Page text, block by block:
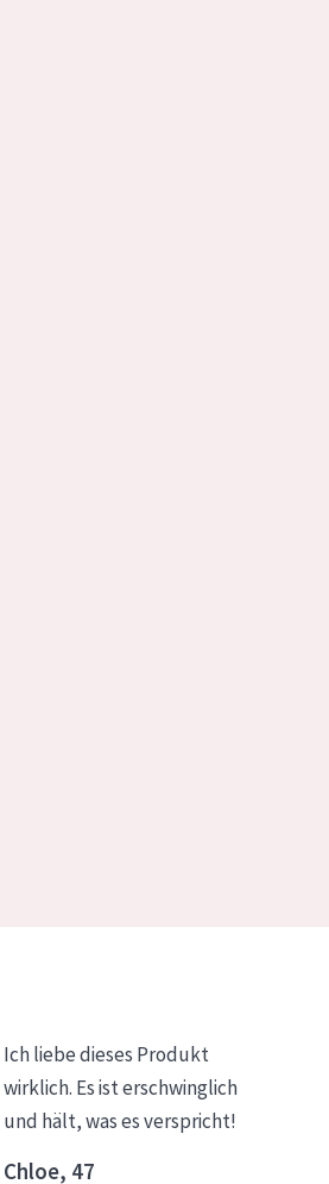
Ich liebe dieses Produkt
wirklich. Es ist erschwinglich
und hält, was es verspricht!
Chloe, 47